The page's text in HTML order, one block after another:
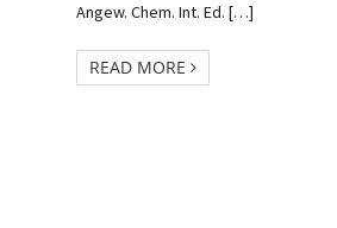
Angew. Chem. Int. Ed. […]
READ MORE